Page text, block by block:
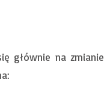
głównie na zmianie